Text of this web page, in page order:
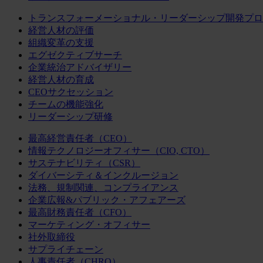
トランスフォーメーショナル・リーダーシップ開発プ
経営人材の評価
組織変革の支援
エグゼクティブサーチ
企業統治アドバイザリー
経営人材の育成
CEOサクセッション
チームの機能強化
リーダーシップ研修
最高経営責任者（CEO）
情報テクノロジーオフィサー（CIO, CTO）
サステナビリティ（CSR）
ダイバーシティ＆インクルージョン
法務、規制関連、コンプライアンス
企業広報&パブリック・アフェアーズ
最高財務責任者（CFO）
マーケティング・オフィサー
社外取締役
サプライチェーン